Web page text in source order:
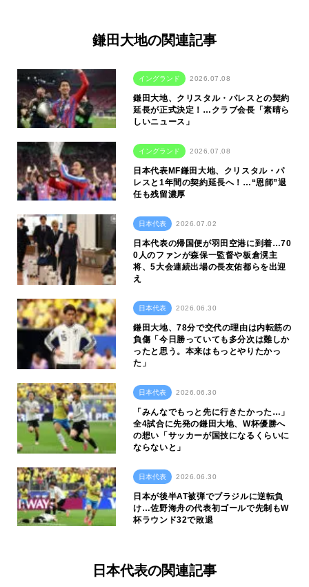
鎌田大地の関連記事
イングランド 2026.07.08
鎌田大地、クリスタル・パレスとの契約
延長が正式決定！…クラブ会長「素晴ら
しいニュース」
イングランド 2026.07.08
日本代表MF鎌田大地、クリスタル・パ
レスと1年間の契約延長へ！…“恩師”退
任も残留濃厚
日本代表 2026.07.02
日本代表の帰国便が羽田空港に到着…70
0人のファンが森保一監督や板倉滉主
将、5大会連続出場の長友佑都らを出迎
え
日本代表 2026.06.30
鎌田大地、78分で交代の理由は内転筋の
負傷「今日勝っていても多分次は難しか
ったと思う。本来はもっとやりたかっ
た」
日本代表 2026.06.30
「みんなでもっと先に行きたかった…」
全4試合に先発の鎌田大地、W杯優勝へ
の想い「サッカーが国技になるくらいに
ならないと」
日本代表 2026.06.30
日本が後半AT被弾でブラジルに逆転負
け…佐野海舟の代表初ゴールで先制もW
杯ラウンド32で敗退
日本代表の関連記事